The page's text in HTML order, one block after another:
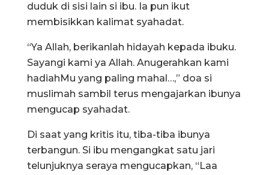
duduk di sisi lain si ibu. Ia pun ikut
membisikkan kalimat syahadat.
“Ya Allah, berikanlah hidayah kepada ibuku.
Sayangi kami ya Allah. Anugerahkan kami
hadiahMu yang paling mahal…,” doa si
muslimah sambil terus mengajarkan ibunya
mengucap syahadat.
Di saat yang kritis itu, tiba-tiba ibunya
terbangun. Si ibu mengangkat satu jari
telunjuknya seraya mengucapkan, “Laa